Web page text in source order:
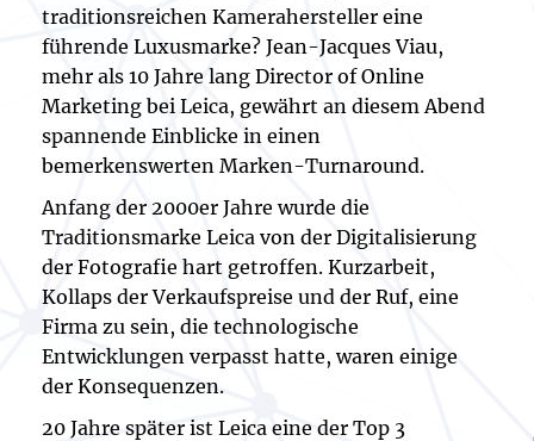
traditionsreichen Kamerahersteller eine
führende Luxusmarke? Jean-Jacques Viau,
mehr als 10 Jahre lang Director of Online
Marketing bei Leica, gewährt an diesem Abend
spannende Einblicke in einen
bemerkenswerten Marken-Turnaround.
Anfang der 2000er Jahre wurde die
Traditionsmarke Leica von der Digitalisierung
der Fotografie hart getroffen. Kurzarbeit,
Kollaps der Verkaufspreise und der Ruf, eine
Firma zu sein, die technologische
Entwicklungen verpasst hatte, waren einige
der Konsequenzen.
20 Jahre später ist Leica eine der Top 3